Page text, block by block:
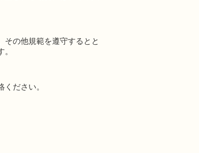
その他規範を遵守するとと
ださい。